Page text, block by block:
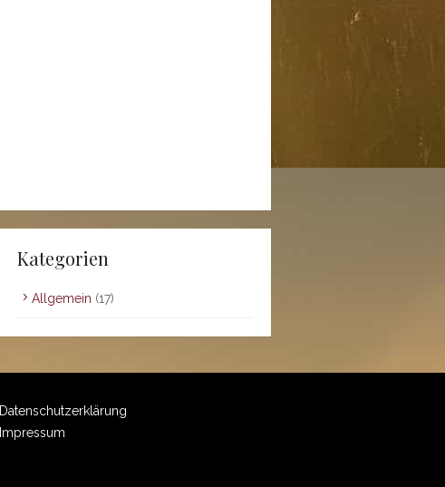
Kategorien
Allgemein (17)
Datenschutzerklärung
Impressum